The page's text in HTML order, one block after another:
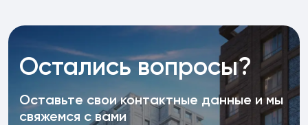
Остались вопросы?
Оставьте свои контактные данные и мы
свяжемся с вами